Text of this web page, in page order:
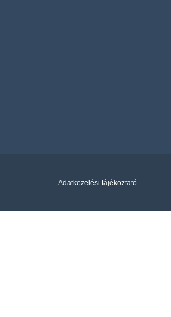
Adatkezelési tájékoztató